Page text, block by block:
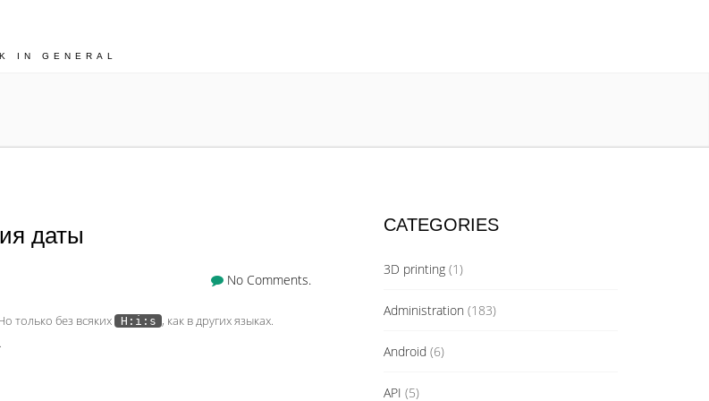
IN GENERAL
даты
No Comments.
только без всяких H:i:s , как в других языках.
.
CATEGORIES
3D printing(1)
Administration (183)
Android (6)
API (5)